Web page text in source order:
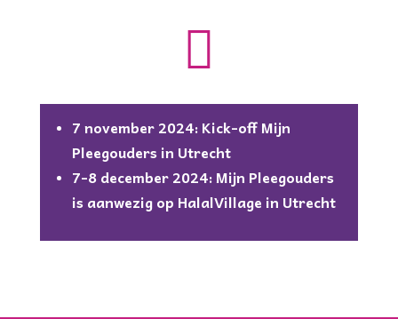

7 november 2024: Kick-off Mijn
Pleegouders in Utrecht
7-8 december 2024: Mijn Pleegouders
is aanwezig op HalalVillage in Utrecht